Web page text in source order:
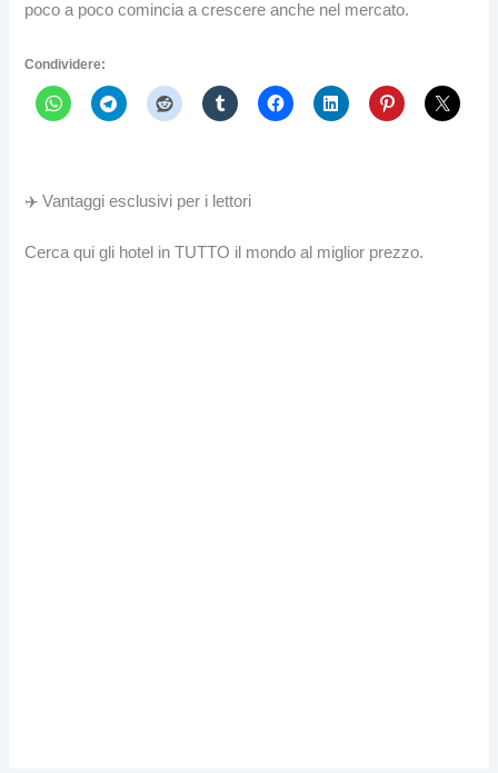
poco a poco comincia a crescere anche nel mercato.
Condividere:
✈️ Vantaggi esclusivi per i lettori
Cerca qui gli hotel in TUTTO il mondo al miglior prezzo.